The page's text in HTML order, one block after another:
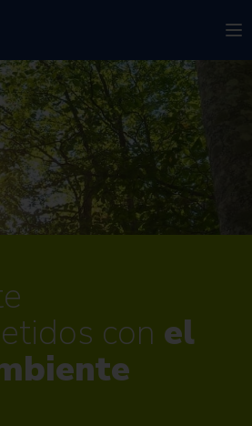
con el